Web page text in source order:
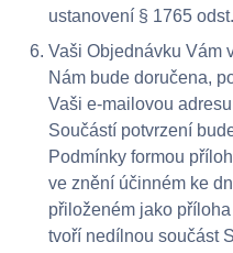
ustanovení § 1765
Vaši Objednávku Vám
Nám bude doručena,
Vaši e-mailovou
Součástí potvrzení
Podmínky formou
ve znění účinném ke
přiloženém jako
tvoří nedílnou součást